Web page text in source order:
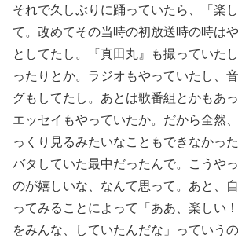
それで久しぶりに踊っていたら、「楽
て。改めてその当時の初放送時の時は
としてたし。『真田丸』も撮っていた
ったりとか。ラジオもやっていたし、
グもしてたし。あとは歌番組とかもあ
エッセイもやっていたか。だから全然
っくり見るみたいなこともできなかっ
バタしていた最中だったんで。こうや
のが嬉しいな、なんて思って。あと、
ってみることによって「ああ、楽しい
をみんな、していたんだな」っていう